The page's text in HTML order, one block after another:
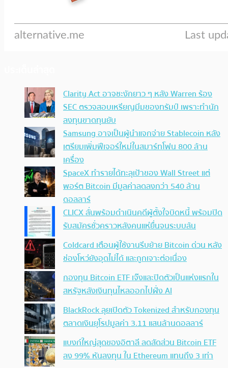
Clarity Act อาจชะงักยาว ๆ หลัง Warren ร้อง
SEC ตรวจสอบเหรียญมีมของทรัมป์ เพราะทำนัก
ลงทุนขาดทุนยับ
Samsung อาจเป็นผู้นำแจกจ่าย Stablecoin หลัง
เตรียมเพิ่มฟีเจอร์ใหม่ในสมาร์ทโฟน 800 ล้าน
เครื่อง
SpaceX ทำรายได้ทะลุเป้าของ Wall Street แต่
พอร์ต Bitcoin มีมูลค่าลดลงกว่า 540 ล้าน
ดอลลาร์
CLICX ลั่นพร้อมดำเนินคดีผู้ตั้งใจบิดหนี้ พร้อมปิด
รับสมัครชั่วคราวหลังคนแห่ยื่นจนระบบล้น
Coldcard เตือนผู้ใช้งานรีบย้าย Bitcoin ด่วน หลัง
ช่องโหว่ยังอุดไม่ได้ และถูกเจาะต่อเนื่อง
กองทุน Bitcoin ETF เจ๊งและปิดตัวเป็นแห่งแรกใน
สหรัฐหลังเงินทุนไหลออกไปฝั่ง AI
BlackRock ลุยเปิดตัว Tokenized สำหรับกองทุน
ตลาดเงินยุโรปมูลค่า 3.11 แสนล้านดอลลาร์
แบงก์ใหญ่สุดของอิตาลี ลดสัดส่วน Bitcoin ETF
ลง 99% หันลงทุน ใน Ethereum แทนถึง 3 เท่า